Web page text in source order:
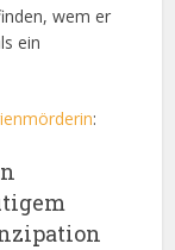
wem er
ein
: